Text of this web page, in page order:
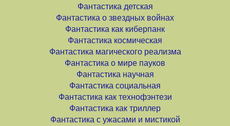
Фантастика детская
Фантастика о звездных войнах
Фантастика как киберпанк
Фантастика космическая
Фантастика магического реализма
Фантастика о мире пауков
Фантастика научная
Фантастика социальная
Фантастика как технофэнтези
Фантастика как триллер
Фантастика с ужасами и мистикой